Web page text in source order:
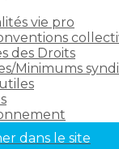
vie pro
des Droits
Minimums
dans le site